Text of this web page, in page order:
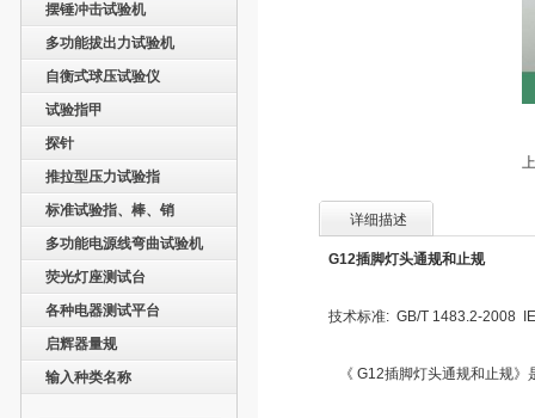
摆锤冲击试验机
多功能拔出力试验机
自衡式球压试验仪
试验指甲
探针
推拉型压力试验指
标准试验指、棒、销
多功能电源线弯曲试验机
荧光灯座测试台
各种电器测试平台
启辉器量规
输入种类名称
详细描述
G12插脚灯头通规和止规
技术标准: GB/T 1483.2-2008
《 G12插脚灯头通规和止规》